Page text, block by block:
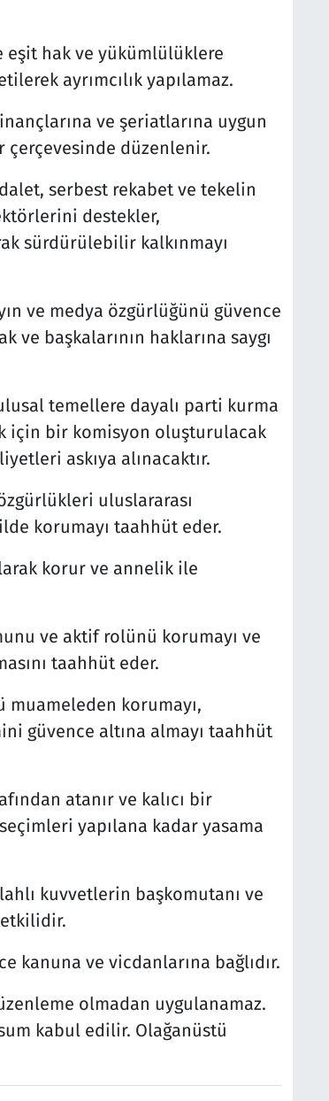
eşit hak ve yükümlülüklere
ayrımcılık yapılamaz.
ve şeriatlarına uygun
çerçevesinde düzenlenir.
serbest rekabet ve tekelin
destekler,
sürdürülebilir kalkınmayı
ve medya özgürlüğünü güvence
ve başkalarının haklarına saygı
temellere dayalı parti kurma
için bir komisyon oluşturulacak
askıya alınacaktır.
uluslararası
korumayı taahhüt eder.
korur ve annelik ile
ve aktif rolünü korumayı ve
taahhüt eder.
muameleden korumayı,
güvence altına almayı taahhüt
atanır ve kalıcı bir
yapılana kadar yasama
kuvvetlerin başkomutanı ve
kanuna ve vicdanlarına bağlıdır.
olmadan uygulanamaz.
kabul edilir. Olağanüstü